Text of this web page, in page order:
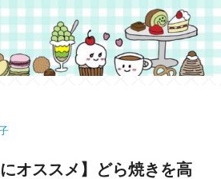
にオススメ】どら焼きを高